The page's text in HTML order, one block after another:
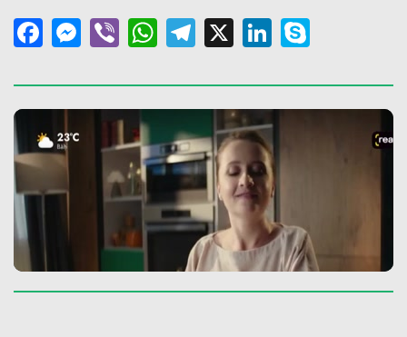
Facebook
Messenger
ViberWhatsApp
Telegram
X LinkedIn